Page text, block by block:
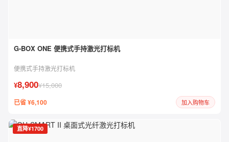
G-BOX ONE 便携式手持激光打标机
便携式手持激光打标机
¥8,900¥15,000
已省 ¥6,100 加入购物车
直降¥1700